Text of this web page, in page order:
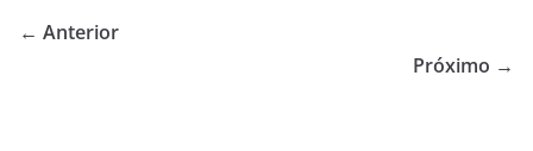
e
← Anterior
Próximo →